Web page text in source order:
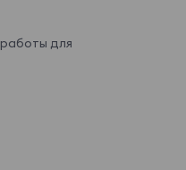
работы для